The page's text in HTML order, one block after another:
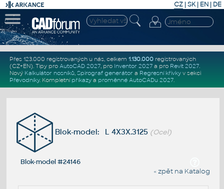
CZ | SK| EN | DE
Přes 123.000 registrovaných u nás, celkem 1.130.000registrovaných
(CZ+EN). Tipy pro AutoCAD 2027, pro Inventor 2027a pro Revit 2027.
Nový Kalkulátor nosníků, Spirograf generátor a Regresní křivkyv sekci
Převodníky. Kompletní příkazya proměnné AutoCADu 2027.
Blok-model: L 4X3X.3125 (Ocel)
Blok-model #24146
« zpět na Katalog